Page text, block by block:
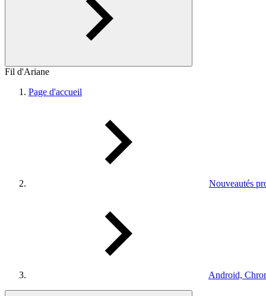
Fil d'Ariane
Page d'accueil
Nouveautés
Android,